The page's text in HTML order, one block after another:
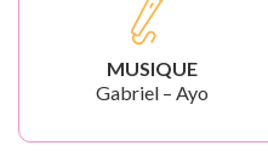
MUSIQUE
Gabriel – Ayo